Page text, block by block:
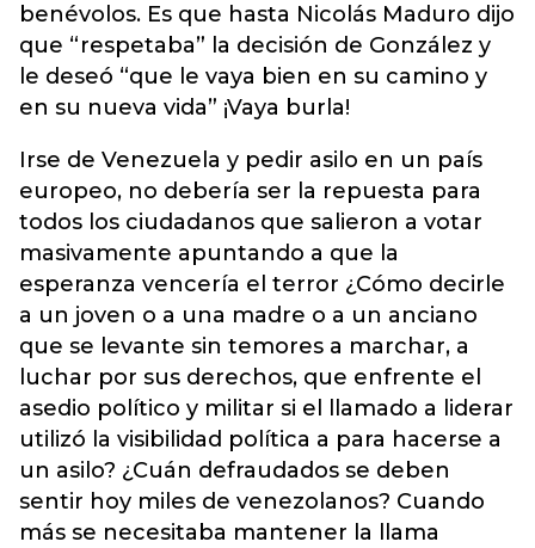
benévolos. Es que hasta Nicolás Maduro dijo
que “respetaba” la decisión de González y
le deseó “que le vaya bien en su camino y
en su nueva vida” ¡Vaya burla!
Irse de Venezuela y pedir asilo en un país
europeo, no debería ser la repuesta para
todos los ciudadanos que salieron a votar
masivamente apuntando a que la
esperanza vencería el terror ¿Cómo decirle
a un joven o a una madre o a un anciano
que se levante sin temores a marchar, a
luchar por sus derechos, que enfrente el
asedio político y militar si el llamado a liderar
utilizó la visibilidad política a para hacerse a
un asilo? ¿Cuán defraudados se deben
sentir hoy miles de venezolanos? Cuando
más se necesitaba mantener la llama